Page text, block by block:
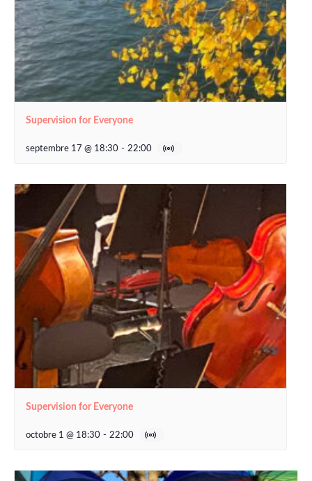
Supervision for Everyone
septembre 17 @ 18:30 - 22:00
Supervision for Everyone
octobre 1 @ 18:30 - 22:00